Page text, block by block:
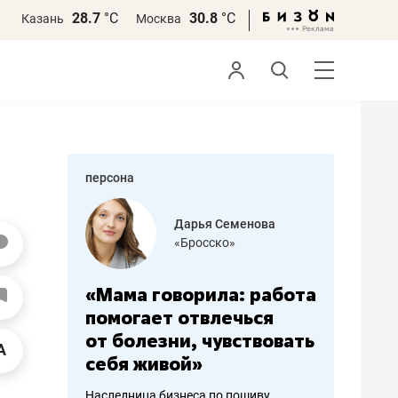
Казань 28.7 °С Москва 30.8 °С
персона
Дарья Семенова
«Бросско»
«Мама говорила: работа
помогает отвлечься
от болезни, чувствовать
себя живой»